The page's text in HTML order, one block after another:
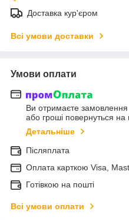
Доставка кур'єром
Всі умови доставки
Умови оплати
Ви отримаєте замовлення
або гроші повернуться на
Детальніше
Післяплата
Оплата карткою Visa,
Готівкою на пошті
Всі умови оплати